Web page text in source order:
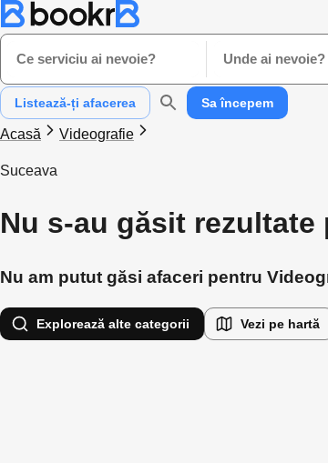
Ce serviciu ai nevoie? Unde ai nevoie?
Listează-ți afacerea Sa începem
Acasă Videografie
Suceava
Nu s-au găsit
Nu am putut găsi afaceri pentru
Explorează alte categorii Vezi pe hartă